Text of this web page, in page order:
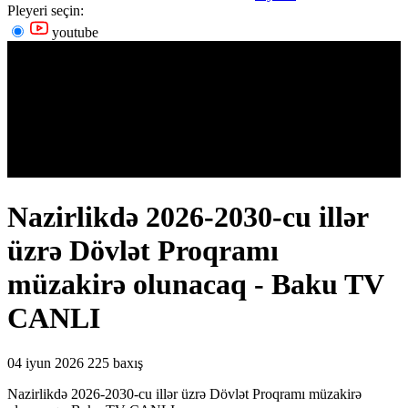
Pleyeri seçin:
youtube
Nazirlikdə 2026-2030-cu illər
üzrə Dövlət Proqramı
müzakirə olunacaq - Baku TV
CANLI
04 iyun 2026 225 baxış
Nazirlikdə 2026-2030-cu illər üzrə Dövlət Proqramı müzakirə